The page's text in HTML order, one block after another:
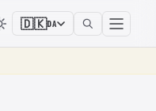
🇩🇰DA